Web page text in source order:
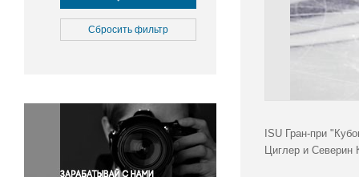
Культура
Медицина
Окружающая среда
Политика
Правосудие
Происшествия и конфликты
Сбросить фильтр
ISU Гран-при
Циглер и Северин